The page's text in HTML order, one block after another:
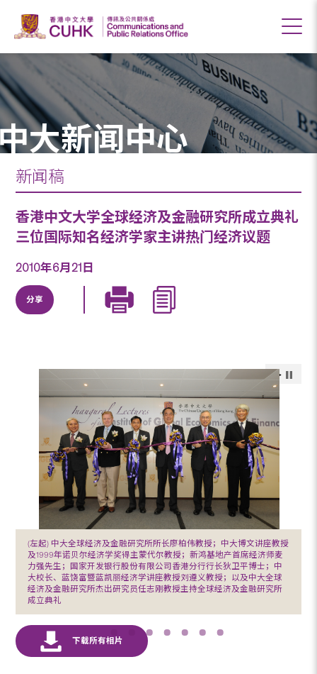
大新闻中心
新闻稿
香港中文大学全球经济及金融研究所成立典礼
三位国际知名经济学家主讲热门经济议题
2010年6月21日
分享
(左起) 中大全球经济及金融研究所所长廖柏伟教授；中大博文讲座教授
及1999年诺贝尔经济学奖得主蒙代尔教授；新鸿基地产首席经济师麦
力强先生；国家开发银行股份有限公司香港分行行长狄卫平博士；中
大校长、蓝饶富暨蓝凯丽经济学讲座教授刘遵义教授；以及中大全球
经济及金融研究所杰出研究员任志刚教授主持全球经济及金融研究所
成立典礼